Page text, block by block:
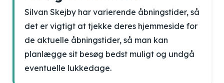
Silvan Skejby har varierende åbningstider, så
det er vigtigt at tjekke deres hjemmeside for
de aktuelle åbningstider, så man kan
planlægge sit besøg bedst muligt og undgå
eventuelle lukkedage.